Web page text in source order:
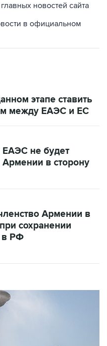
новостей сайта
в официальном
этапе ставить
между ЕАЭС и ЕС
не будет
в сторону
Армении в
сохранении
в РФ